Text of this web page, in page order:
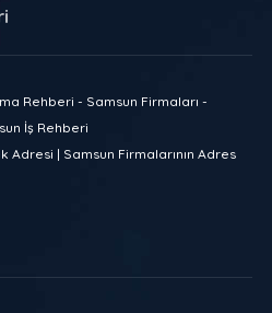
Rehberi - Samsun Firmaları -
İş Rehberi
Adresi | Samsun Firmalarının Adres